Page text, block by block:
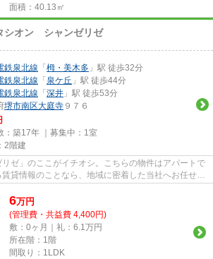
面積：40.13㎡
シオン シャンゼリゼ
鉄泉北線 「 栂・美木多 」駅 徒歩32分
鉄泉北線 「 泉ケ丘 」駅 徒歩44分
鉄泉北線 「 深井 」駅 徒歩53分
堺市南区大庭寺 ９７６
：築17年 ｜募集中： 1室
2階建
ゼ」のここがイチオシ。こちらの物件はアパートで
貸情報のことなら、地域に密着した当社へお任せ下
...
6万円
(管理費・共益費 4,400円)
敷：0ヶ月｜礼：6.1万円
所在階：1階
間取り：1LDK